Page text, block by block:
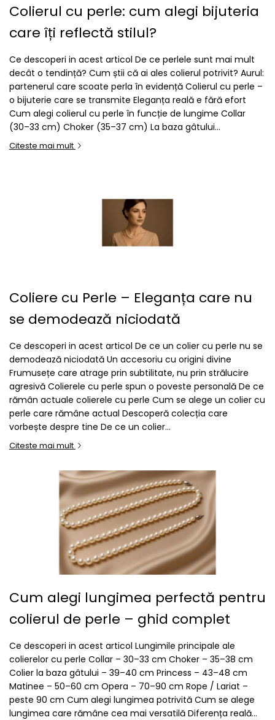
Colierul cu perle: cum alegi bijuteria
care îți reflectă stilul?
Ce descoperi in acest articol De ce perlele sunt mai mult
decât o tendință? Cum știi că ai ales colierul potrivit? Aurul:
partenerul care scoate perla în evidență Colierul cu perle –
o bijuterie care se transmite Eleganța reală e fără efort
Cum alegi colierul cu perle în funcție de lungime Collar
(30–33 cm) Choker (35–37 cm) La baza gâtului...
Citeste mai mult
Coliere cu Perle – Eleganța care nu
se demodează niciodată
Ce descoperi in acest articol De ce un colier cu perle nu se
demodează niciodată Un accesoriu cu origini divine
Frumusețe care atrage prin subtilitate, nu prin strălucire
agresivă Colierele cu perle spun o poveste personală De ce
rămân actuale colierele cu perle Cum se alege un colier cu
perle care rămâne actual Descoperă colecția care
vorbește despre tine De ce un colier...
Citeste mai mult
Cum alegi lungimea perfectă pentru
colierul de perle – ghid complet
Ce descoperi in acest articol Lungimile principale ale
colierelor cu perle Collar – 30–33 cm Choker – 35–38 cm
Colier la baza gâtului – 39–40 cm Princess – 43–48 cm
Matinee – 50–60 cm Opera – 70–90 cm Rope / Lariat –
peste 90 cm Cum alegi lungimea potrivită Cum se alege
lungimea care rămâne cea mai versatilă Diferența reală...